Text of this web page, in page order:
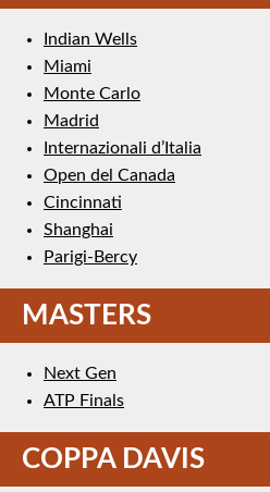
Indian Wells
Miami
Monte Carlo
Madrid
Internazionali d’Italia
Open del Canada
Cincinnati
Shanghai
Parigi-Bercy
MASTERS
Next Gen
ATP Finals
COPPA DAVIS